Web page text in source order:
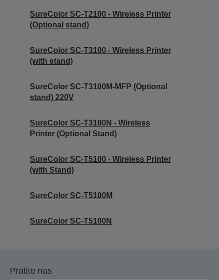
SureColor SC-T2100 - Wireless Printer
(Optional stand)
SureColor SC-T3100 - Wireless Printer
(with stand)
SureColor SC-T3100M-MFP (Optional
stand) 220V
SureColor SC-T3100N - Wireless
Printer (Optional Stand)
SureColor SC-T5100 - Wireless Printer
(with Stand)
SureColor SC-T5100M
SureColor SC-T5100N
Pratite nas